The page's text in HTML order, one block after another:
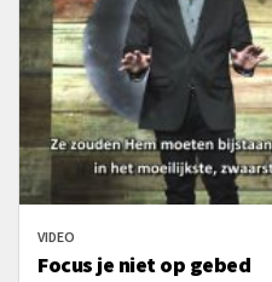
VIDEO
Focus je niet op gebed